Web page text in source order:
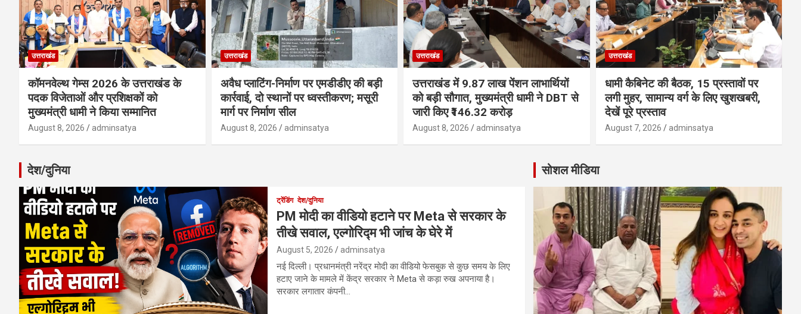
उत्तराखंड
कॉमनवेल्थ गेम्स 2026 के उत्तराखंड के
पदक विजेताओं और प्रशिक्षकों को
मुख्यमंत्री धामी ने किया सम्मानित
August 8, 2026 adminsatya
उत्तराखंड
अवैध प्लाटिंग-निर्माण पर एमडीडीए की बड़ी
कार्रवाई, दो स्थानों पर ध्वस्तीकरण; मसूरी
मार्ग पर निर्माण सील
August 8, 2026 adminsatya
उत्तराखंड
उत्तराखंड में 9.87 लाख पेंशन लाभार्थियों
को बड़ी सौगात, मुख्यमंत्री धामी ने DBT से
जारी किए ₹146.32 करोड़
August 8, 2026 adminsatya
उत्तराखंड
धामी कैबिनेट की बैठक, 15 प्रस्तावों पर
लगी मुहर, सामान्य वर्ग के लिए खुशखबरी,
देखें पूरे प्रस्ताव
August 7, 2026 adminsatya
देश/दुनिया
ट्रेंडिंग देश/दुनिया
PM मोदी का वीडियो हटाने पर Meta से सरकार के
तीखे सवाल, एल्गोरिद्म भी जांच के घेरे में
August 5, 2026 adminsatya
नई दिल्ली। प्रधानमंत्री नरेंद्र मोदी का वीडियो फेसबुक से कुछ समय के लिए
हटाए जाने के मामले में केंद्र सरकार ने Meta से कड़ा रुख अपनाया है।
सरकार लगातार कंपनी…
सोशल मीडिया